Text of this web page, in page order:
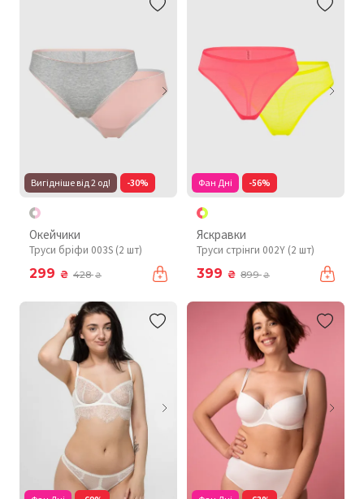
Вигідніше від 2 од! -30%
Окейчики
Труси бріфи 003S (2 шт)
299 ₴ 428₴
Фан Дні -56%
Яскравки
Труси стрінги 002Y (2 шт)
399 ₴ 899₴